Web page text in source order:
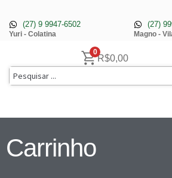
(27) 9 9947-6502
Yuri - Colatina
(27)
Magno -
0
R$0,00
Carrinho